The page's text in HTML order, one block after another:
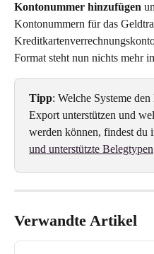
Kontonummer hinzufügen
Kontonummern für das
Format steht nun nichts mehr
Tipp: Welche Systeme
Export unterstützen und
werden können, findest du
und unterstützte Belegtypen
Verwandte Artikel